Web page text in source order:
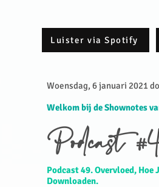
Luister via Spotify
Woensdag, 6 januari 2021
Welkom bij de Shownotes
Podcast
Podcast 49. Overvloed, Hoe
Downloaden.